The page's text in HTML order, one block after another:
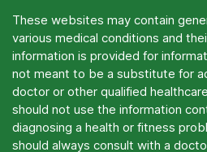
These websites may contain
various medical conditions and
information is provided for
not meant to be a substitute for
doctor or other qualified
should not use the information
diagnosing a health or fitness
should always consult with a